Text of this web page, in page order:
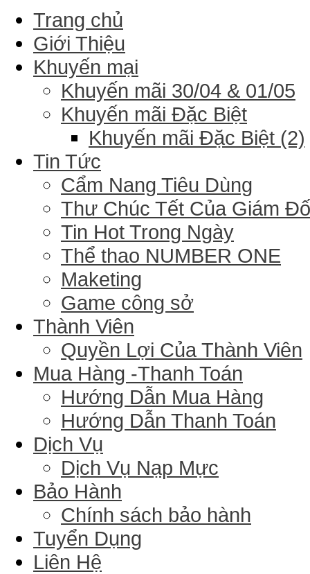
Trang chủ
Giới Thiệu
Khuyến mại
Khuyến mãi 30/04 & 01/05
Khuyến mãi Đặc Biệt
Khuyến mãi Đặc Biệt (2)
Tin Tức
Cẩm Nang Tiêu Dùng
Thư Chúc Tết Của Giám
Tin Hot Trong Ngày
Thể thao NUMBER ONE
Maketing
Game công sở
Thành Viên
Quyền Lợi Của Thành Viên
Mua Hàng -Thanh Toán
Hướng Dẫn Mua Hàng
Hướng Dẫn Thanh Toán
Dịch Vụ
Dịch Vụ Nạp Mực
Bảo Hành
Chính sách bảo hành
Tuyển Dụng
Liên Hệ